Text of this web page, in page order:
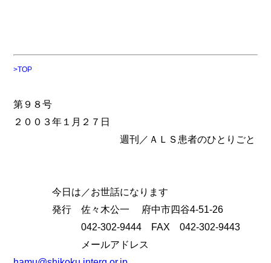
>TOP
第９８号
２００３年１月２７日
週刊／ＡＬＳ患者のひとりごと
今日は／お世話になります
発行 佐々木公一 府中市四谷4-51-26
042-302-9444 FAX 042-302-9443
メールアドレス